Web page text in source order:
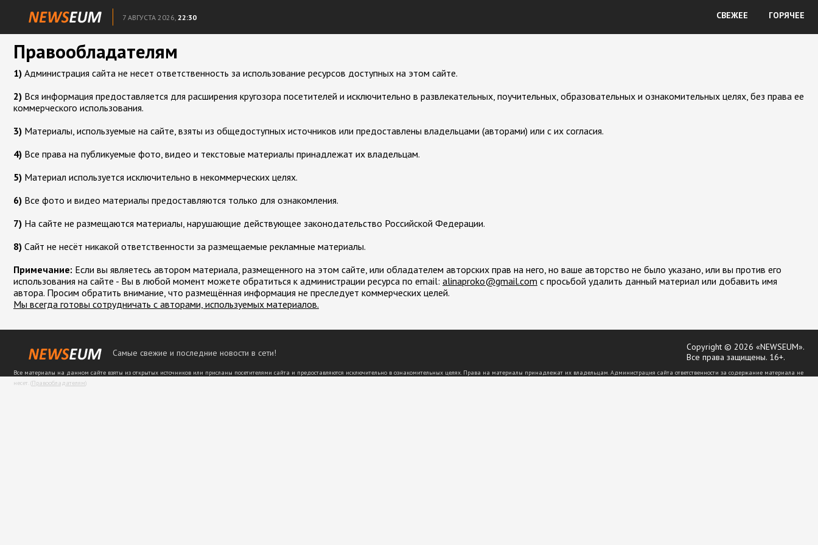
7 АВГУСТА 2026, 22:30 СВЕЖЕЕ ГОРЯЧЕЕ
Правообладателям
1) Администрация сайта не несет ответственность за использование ресурсов доступных на этом сайте.
2) Вся информация предоставляется для расширения кругозора посетителей и исключительно в развлекательных, поучительных, образовательных и ознакомительных целях, без права ее
коммерческого использования.
3) Материалы, используемые на сайте, взяты из общедоступных источников или предоставлены владельцами (авторами) или с их согласия.
4) Все права на публикуемые фото, видео и текстовые материалы принадлежат их владельцам.
5) Материал используется исключительно в некоммерческих целях.
6) Все фото и видео материалы предоставляются только для ознакомления.
7) На сайте не размещаются материалы, нарушающие действующее законодательство Российской Федерации.
8) Сайт не несёт никакой ответственности за размещаемые рекламные материалы.
Примечание: Если вы являетесь автором материала, размещенного на этом сайте, или обладателем авторских прав на него, но ваше авторство не было указано, или вы против его
использования на сайте - Вы в любой момент можете обратиться к администрации ресурса по email: moc.liamg@okorpanila с просьбой удалить данный материал или добавить имя
автора. Просим обратить внимание, что размещённая информация не преследует коммерческих целей.
Мы всегда готовы сотрудничать с авторами, используемых материалов.
Самые свежие и последние новости в сети!
Copyright © 2026 «NEWSEUM».
Все права защищены. 16+.
Все материалы на данном сайте взяты из открытых источников или присланы посетителями сайта и предоставляются исключительно в ознакомительных целях. Права на материалы принадлежат их владельцам. Администрация сайта ответственности за содержание материала не
несет. (Правообладателям)